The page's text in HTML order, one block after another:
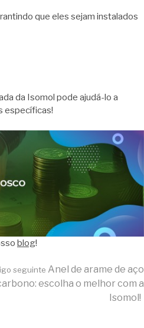
que eles sejam instalados
da Isomol pode ajudá-lo a
específicas!
blog!
seguinte Anel de arame de aço
escolha o melhor com a
Isomol!